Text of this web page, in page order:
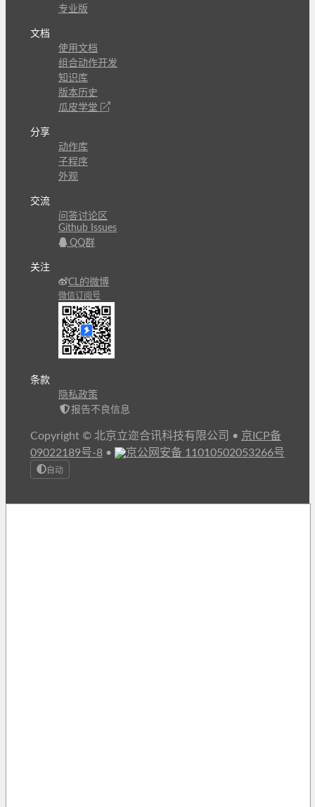
专业版
文档
使用文档
组合动作开发
知识库
版本历史
瓜皮学堂
分享
动作库
子程序
外观
交流
问答讨论区
Github Issues
QQ群
关注
CL的微博
微信订阅号
条款
隐私政策
报告不良信息
Copyright © 北京立迩合讯科技有限公司 • 京ICP备
09022189号-8 • 京公网安备 11010502053266号
自动